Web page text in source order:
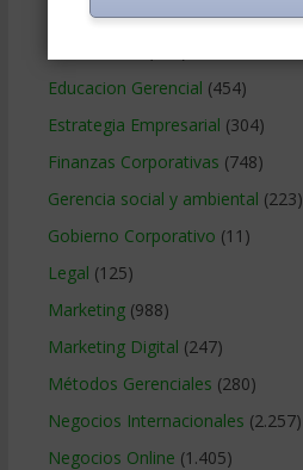
Ciencias Económicas(80)
Educacion Gerencial (454)
Estrategia Empresarial (304)
Finanzas Corporativas (748)
Gerencia social y ambiental (223)
Gobierno Corporativo (11)
Legal (125)
Marketing(988)
Marketing Digital (247)
Métodos Gerenciales (280)
Negocios Internacionales (2.257)
Negocios Online (1.405)